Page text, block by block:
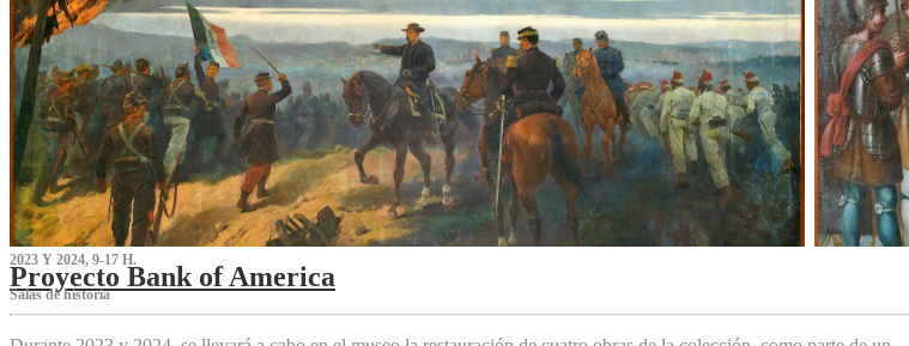
2023 Y 2024, 9-17 H.
Proyecto Bank of America
S‌alas de historia